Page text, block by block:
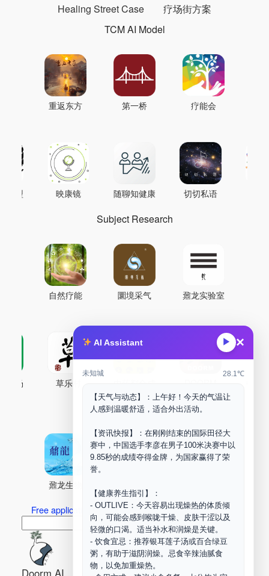
AI Assistant ▶ ×
未知城 28.1℃
【天气与动态】：上午好！今天的气温让
人感到温暖舒适，适合外出活动。
【资讯快报】：在刚刚结束的国际田径大
赛中，中国选手李彦在男子100米决赛中以
9.85秒的成绩夺得金牌，为国家赢得了荣
誉。
【健康养生指引】：
- OUTLIVE：今天容易出现燥热的体质倾
向，可能会感到喉咙干燥、皮肤干涩以及
轻微的口渴。适当补水和润燥是关键。
- 饮食宜忌：推荐银耳莲子汤或百合绿豆
粥，有助于滋阴润燥。忌食辛辣油腻食
物，以免加重燥热。
Healing Street Case
疗场街方案
TCM AI Model
重返东方 第一桥 疗能会
模型 映康镜 随聊知健康 切切私语
Subject Research
自然疗能 圜境采气 鼐龙实验室
药场 草乐村
Maker Space
鼐龙生物
Free application for “Healing Association Membership”
索
Search